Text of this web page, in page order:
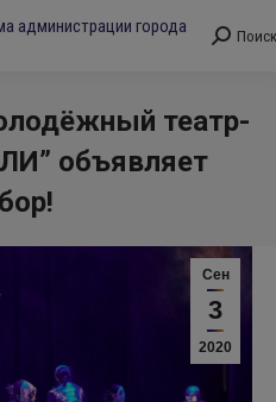
Поиск:
Поиск
театр-
объявляет
Сен
3
2020